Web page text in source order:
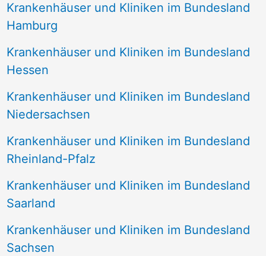
Krankenhäuser und Kliniken im Bundesland
Hamburg
Krankenhäuser und Kliniken im Bundesland
Hessen
Krankenhäuser und Kliniken im Bundesland
Niedersachsen
Krankenhäuser und Kliniken im Bundesland
Rheinland-Pfalz
Krankenhäuser und Kliniken im Bundesland
Saarland
Krankenhäuser und Kliniken im Bundesland
Sachsen